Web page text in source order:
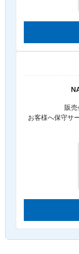
販売
お客様へ保守サ